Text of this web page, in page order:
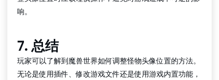
响。
7. 总结
玩家可以了解到魔兽世界如何调整怪物头像位置的方法。
无论是使用插件、修改游戏文件还是使用游戏内置功能，